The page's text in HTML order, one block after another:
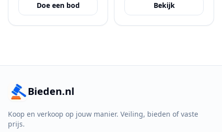
Doe een bod Bekijk
Bieden.nl
Koop en verkoop op jouw manier. Veiling, bieden of vaste
prijs.